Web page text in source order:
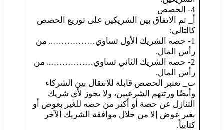
4- الحصص
أ_ تم الاتفاق بين الشريكين على توزيع الحصص
كالتالي:
1- حصة الشريك الأول تساوي…………….. من
رأس المال.
2- حصة الشريك الثاني تساوي…………….. من
رأس المال.
ب_ تعتبر الحصص قابلة للانتقال بين الشركاء
وأيضًا ورثتهم الشرعيين، ولا يجوز لأي شريك
التنازل عن حصة أو أكثر من حصة للغير بعوض أو
بغير عوض إلا من خلال موافقة الشريك الآخر
كتابياً.